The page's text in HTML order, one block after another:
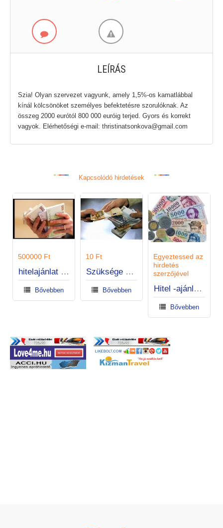
LEÍRÁS
Szia! Olyan szervezet vagyunk, amely 1,5%-os kamatlábbal
kínál kölcsönöket személyes befektetésre szorulóknak. Az
összeg 2000 eurótól 800 000 euróig terjed. Gyors és korrekt
vagyok. Elérhetőségi e-mail: thristinatsonkova@gmail.com
Kapcsolódó hirdetések
500000 Ft
hitelajánlat magánszemélyeknek
Bővebben
10 Ft
Szüksége van hitelekre?
Bővebben
Egyeztessed az
hirdetés
szerzőjével
Hitel -ajánlatok kezdeti költségek nélkül
Bővebben